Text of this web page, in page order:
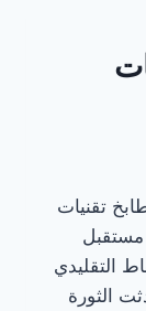
تقنيات
مستقبل
التقليدي
الثورة